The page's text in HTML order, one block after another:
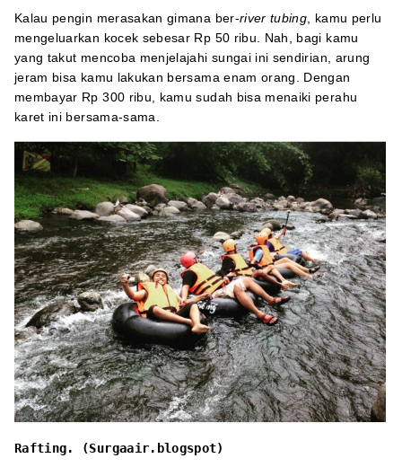
Kalau pengin merasakan gimana ber-river tubing , kamu perlu
mengeluarkan kocek sebesar Rp 50 ribu. Nah, bagi kamu
yang takut mencoba menjelajahi sungai ini sendirian, arung
jeram bisa kamu lakukan bersama enam orang. Dengan
membayar Rp 300 ribu, kamu sudah bisa menaiki perahu
karet ini bersama-sama.
Rafting. (Surgaair.blogspot)